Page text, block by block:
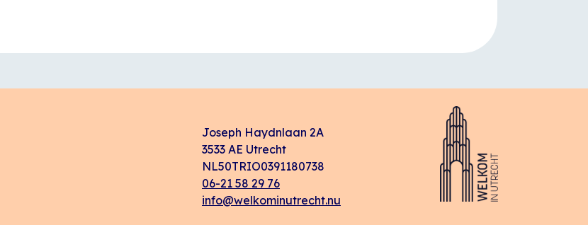
Joseph Haydnlaan 2A
3533 AE Utrecht
NL50TRIO0391180738
06-21 58 29 76
info@welkominutrecht.nu